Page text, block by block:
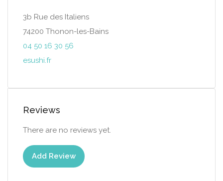
3b Rue des Italiens
74200 Thonon-les-Bains
04 50 16 30 56
esushi.fr
Reviews
There are no reviews yet.
Add Review